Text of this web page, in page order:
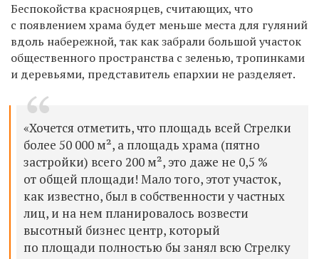
Беспокойства красноярцев, считающих, что
с появлением храма будет меньше места для гуляний
вдоль набережной, так как забрали большой участок
общественного пространства с зеленью, тропинками
и деревьями, представитель епархии не разделяет.
«Хочется отметить, что площадь всей Стрелки
более 50 000 м², а площадь храма (пятно
застройки) всего 200 м², это даже не 0,5 %
от общей площади! Мало того, этот участок,
как известно, был в собственности у частных
лиц, и на нем планировалось возвести
высотный бизнес центр, который
по площади полностью бы занял всю Стрелку